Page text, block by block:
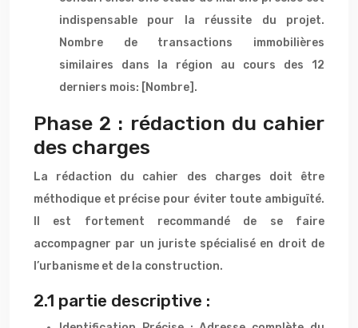
indispensable pour la réussite du projet.
Nombre de transactions immobilières
similaires dans la région au cours des 12
derniers mois: [Nombre].
Phase 2 : rédaction du cahier
des charges
La rédaction du cahier des charges doit être
méthodique et précise pour éviter toute ambiguïté.
Il est fortement recommandé de se faire
accompagner par un juriste spécialisé en droit de
l’urbanisme et de la construction.
2.1 partie descriptive :